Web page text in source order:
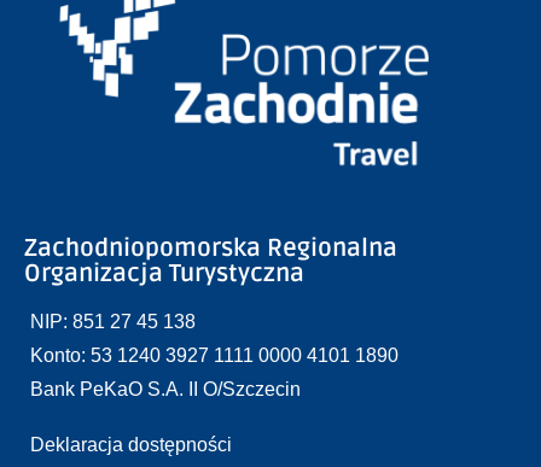
Zachodniopomorska Regionalna
Organizacja Turystyczna
NIP: 851 27 45 138
Konto: 53 1240 3927 1111 0000 4101 1890
Bank PeKaO S.A. II O/Szczecin
Deklaracja dostępności